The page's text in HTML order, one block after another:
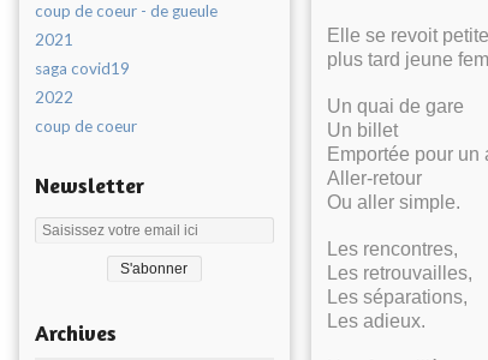
coup de coeur - de gueule
2021
saga covid19
2022
coup de coeur
Newsletter
Archives
Elle se revoit
plus tard jeune
Un quai de gare
Un billet
Emportée pour un
Aller-retour
Ou aller simple.
Les rencontres,
Les retrouvailles,
Les séparations,
Les adieux.